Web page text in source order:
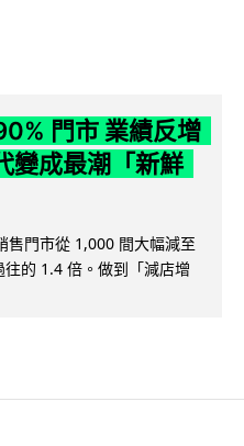
門市 業績反增
變成最潮「新鮮
售門市從 1,000 間大幅減至
的 1.4 倍。做到「減店增